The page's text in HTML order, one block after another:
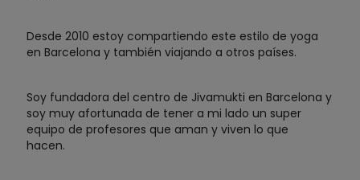
Desde 2010 estoy compartiendo este estilo de yoga
en Barcelona y también viajando a otros países.
Soy fundadora del centro de Jivamukti en Barcelona y
soy muy afortunada de tener a mi lado un super
equipo de profesores que aman y viven lo que
hacen.